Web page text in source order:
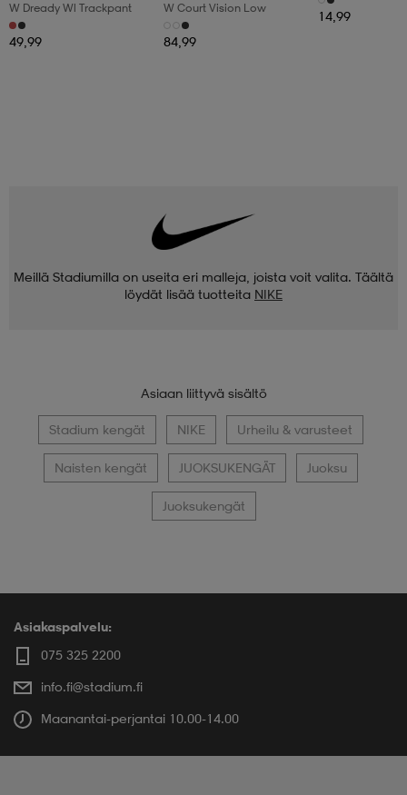
W Dready Wl Trackpant
49,99
W Court Vision Low
84,99
14,99
Meillä Stadiumilla on useita eri malleja, joista voit valita. Täältä
löydät lisää tuotteita NIKE
Asiaan liittyvä sisältö
Stadium kengät NIKE Urheilu & varusteet
Naisten kengät JUOKSUKENGÄT Juoksu
Juoksukengät
Asiakaspalvelu:
075 325 2200
info.fi@stadium.fi
Maanantai-perjantai 10.00-14.00